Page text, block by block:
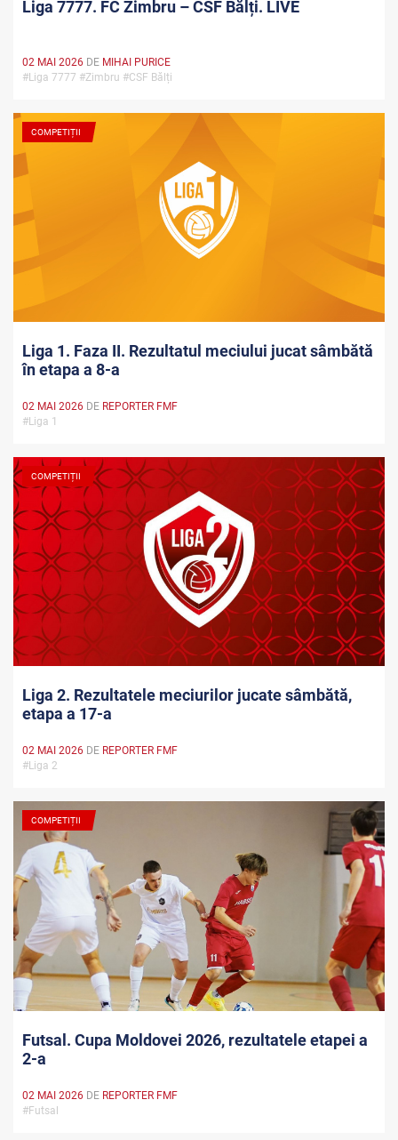
Liga 7777. FC Zimbru – CSF Bălți. LIVE
02 MAI 2026 DE MIHAI PURICE
#Liga 7777 #Zimbru #CSF Bălți
COMPETIȚII
Liga 1. Faza II. Rezultatul meciului jucat sâmbătă
în etapa a 8-a
02 MAI 2026 DE REPORTER FMF
#Liga 1
COMPETIȚII
Liga 2. Rezultatele meciurilor jucate sâmbătă,
etapa a 17-a
02 MAI 2026 DE REPORTER FMF
#Liga 2
COMPETIȚII
Futsal. Cupa Moldovei 2026, rezultatele etapei a
2-a
02 MAI 2026 DE REPORTER FMF
#Futsal